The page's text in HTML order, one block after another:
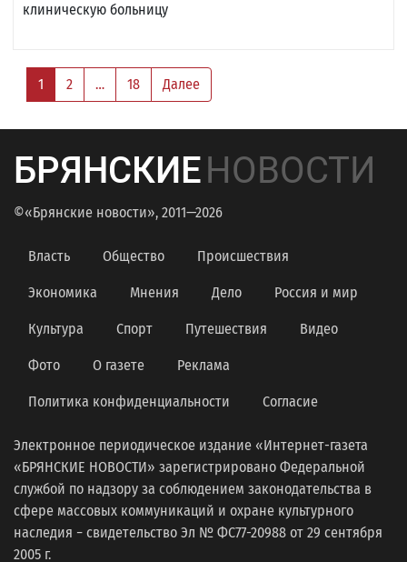
клиническую больницу
1 2 … 18 Далее
БРЯНСКИЕНОВОСТИ
©«Брянские новости», 2011—2026
Власть Общество Происшествия
Экономика Мнения Дело Россия и мир
Культура Спорт Путешествия Видео
Фото О газете Реклама
Политика конфиденциальности Согласие
Электронное периодическое издание «Интернет-газета
«БРЯНСКИЕ НОВОСТИ» зарегистрировано Федеральной
службой по надзору за соблюдением законодательства в
сфере массовых коммуникаций и охране культурного
наследия − свидетельство Эл № ФС77-20988 от 29 сентября
2005 г.